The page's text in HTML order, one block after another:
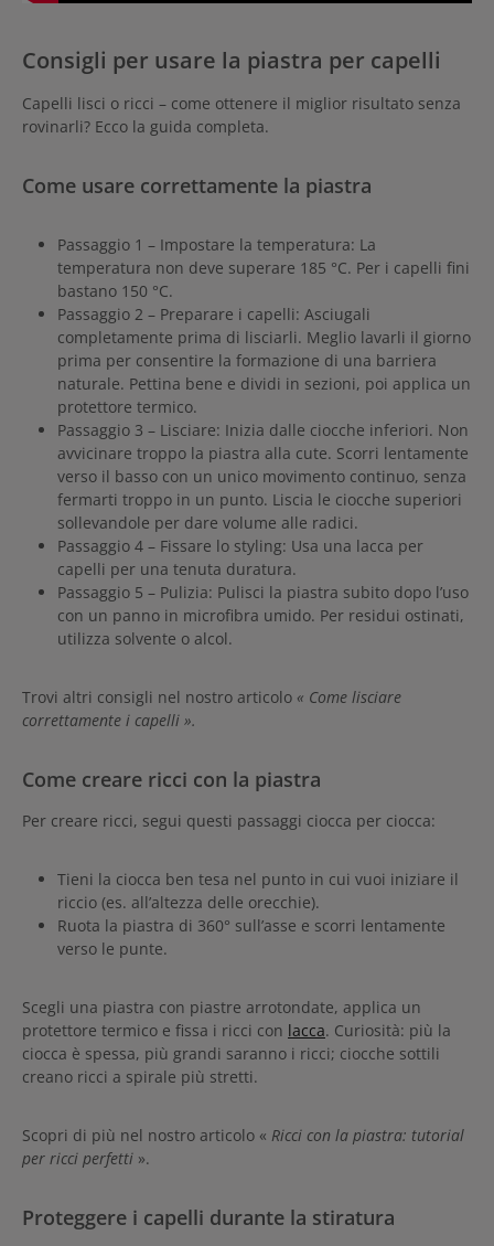
Consigli per usare la piastra per capelli
Capelli lisci o ricci – come ottenere il miglior risultato senza
rovinarli? Ecco la guida completa.
Come usare correttamente la piastra
Passaggio 1 – Impostare la temperatura: La
temperatura non deve superare 185 °C. Per i capelli fini
bastano 150 °C.
Passaggio 2 – Preparare i capelli: Asciugali
completamente prima di lisciarli. Meglio lavarli il giorno
prima per consentire la formazione di una barriera
naturale. Pettina bene e dividi in sezioni, poi applica un
protettore termico.
Passaggio 3 – Lisciare: Inizia dalle ciocche inferiori. Non
avvicinare troppo la piastra alla cute. Scorri lentamente
verso il basso con un unico movimento continuo, senza
fermarti troppo in un punto. Liscia le ciocche superiori
sollevandole per dare volume alle radici.
Passaggio 4 – Fissare lo styling: Usa una lacca per
capelli per una tenuta duratura.
Passaggio 5 – Pulizia: Pulisci la piastra subito dopo l’uso
con un panno in microfibra umido. Per residui ostinati,
utilizza solvente o alcol.
Trovi altri consigli nel nostro articolo « Come lisciare
correttamente i capelli ».
Come creare ricci con la piastra
Per creare ricci, segui questi passaggi ciocca per ciocca:
Tieni la ciocca ben tesa nel punto in cui vuoi iniziare il
riccio (es. all’altezza delle orecchie).
Ruota la piastra di 360° sull’asse e scorri lentamente
verso le punte.
Scegli una piastra con piastre arrotondate, applica un
protettore termico e fissa i ricci con lacca. Curiosità: più la
ciocca è spessa, più grandi saranno i ricci; ciocche sottili
creano ricci a spirale più stretti.
Scopri di più nel nostro articolo « Ricci con la piastra: tutorial
per ricci perfetti ».
Proteggere i capelli durante la stiratura